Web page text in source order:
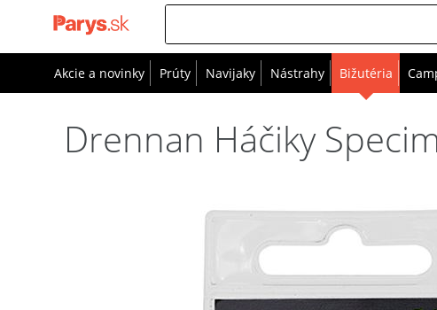
Akcie a novinky Prúty Navijaky Nástrahy Bižutéria
Drennan Háčiky